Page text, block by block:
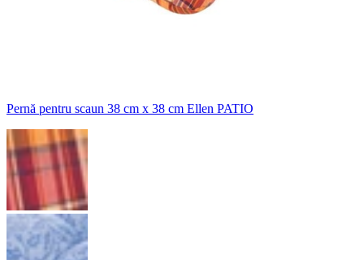
Pernă pentru scaun 38 cm x 38 cm Ellen PATIO